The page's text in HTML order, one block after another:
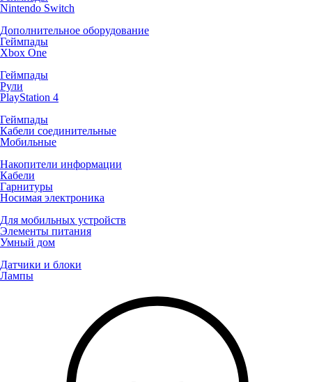
Nintendo Switch
Дополнительное оборудование
Геймпады
Xbox One
Геймпады
Рули
PlayStation 4
Геймпады
Кабели соединительные
Мобильные
Накопители информации
Кабели
Гарнитуры
Носимая электроника
Для мобильных устройств
Элементы питания
Умный дом
Датчики и блоки
Лампы